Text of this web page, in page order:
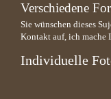
Verschiedene
Sie wünschen dieses
Kontakt auf, ich mache
Individuelle